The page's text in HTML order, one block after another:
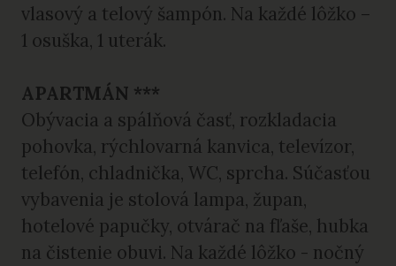
vlasový a telový šampón. Na každé lôžko –
1 osuška, 1 uterák.
APARTMÁN ***
Obývacia a spálňová časť, rozkladacia
pohovka, rýchlovarná kanvica, televízor,
telefón, chladnička, WC, sprcha. Súčasťou
vybavenia je stolová lampa, župan,
hotelové papučky, otvárač na fľaše, hubka
na čistenie obuvi. Na každé lôžko - nočný